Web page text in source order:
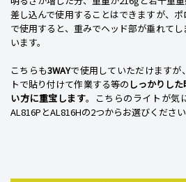
差し込んで使用することはできますが、
で使用すると、重みでヘッド部が垂れて
います。
こちらも3WAYで使用していただけますが
トで貼り付けて作業する等の しっかりし
い方に重宝します。こちらのライトが気
AL816PとAL816Hの2つからお選びください